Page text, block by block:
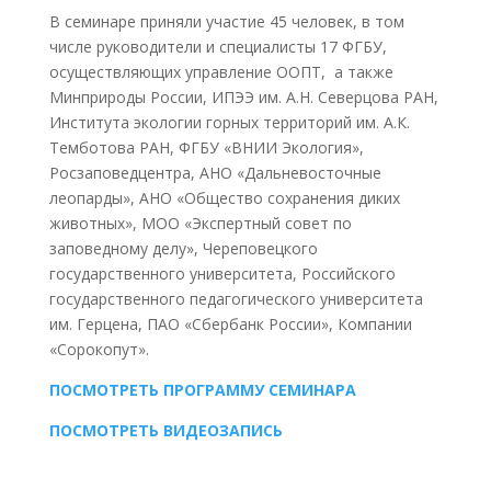
В семинаре приняли участие 45 человек, в том
числе руководители и специалисты 17 ФГБУ,
осуществляющих управление ООПТ, а также
Минприроды России, ИПЭЭ им. А.Н. Северцова РАН,
Института экологии горных территорий им. А.К.
Темботова РАН, ФГБУ «ВНИИ Экология»,
Росзаповедцентра, АНО «Дальневосточные
леопарды», АНО «Общество сохранения диких
животных», МОО «Экспертный совет по
заповедному делу», Череповецкого
государственного университета, Российского
государственного педагогического университета
им. Герцена, ПАО «Сбербанк России», Компании
«Сорокопут».
ПОСМОТРЕТЬ ПРОГРАММУ СЕМИНАРА
ПОСМОТРЕТЬ ВИДЕОЗАПИСЬ